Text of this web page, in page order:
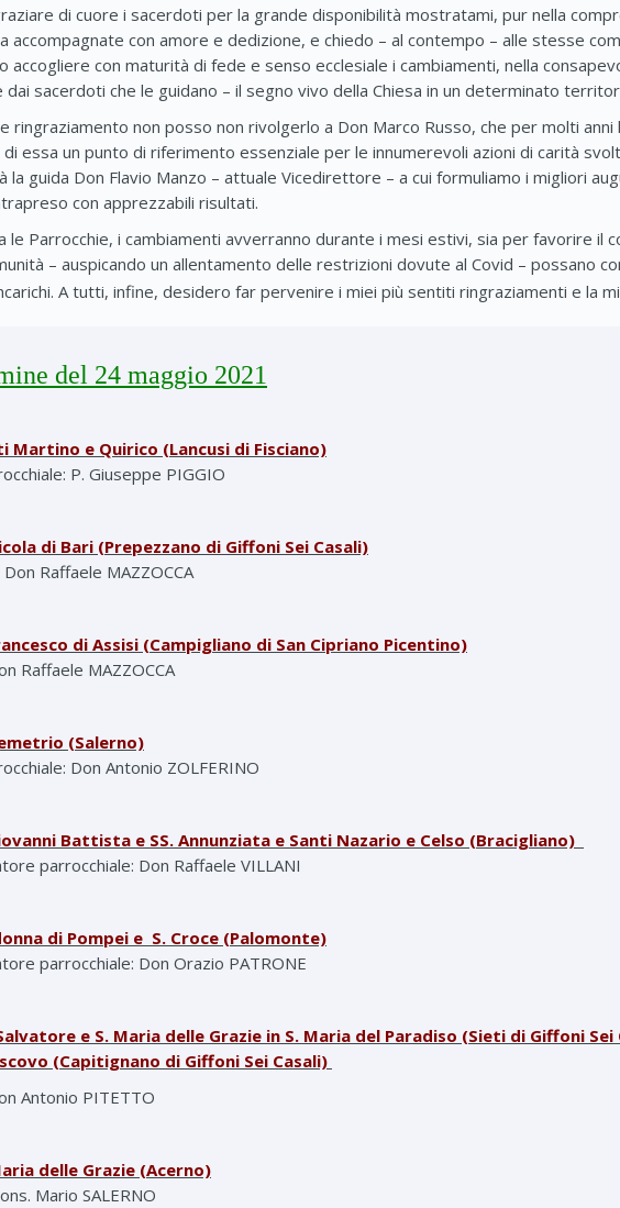
di cuore i sacerdoti per la grande disponibilità mostratami, pur nella
accompagnate con amore e dedizione, e chiedo – al contempo – alle stesse
accogliere con maturità di fede e senso ecclesiale i cambiamenti, nella
sacerdoti che le guidano – il segno vivo della Chiesa in un determinato
ringraziamento non posso non rivolgerlo a Don Marco Russo, che per molti
di essa un punto di riferimento essenziale per le innumerevoli azioni di carità
la guida Don Flavio Manzo – attuale Vicedirettore – a cui formuliamo i migliori
con apprezzabili risultati.
le Parrocchie, i cambiamenti avverranno durante i mesi estivi, sia per favorire il
– auspicando un allentamento delle restrizioni dovute al Covid – possano
A tutti, infine, desidero far pervenire i miei più sentiti ringraziamenti e la
del 24 maggio 2021
Martino e Quirico (Lancusi di Fisciano)
P. Giuseppe PIGGIO
di Bari (Prepezzano di Giffoni Sei Casali)
Raffaele MAZZOCCA
di Assisi (Campigliano di San Cipriano Picentino)
Raffaele MAZZOCCA
(Salerno)
Don Antonio ZOLFERINO
Battista e SS. Annunziata e Santi Nazario e Celso (Bracigliano)
parrocchiale: Don Raffaele VILLANI
di Pompei e S. Croce (Palomonte)
parrocchiale: Don Orazio PATRONE
e S. Maria delle Grazie in S. Maria del Paradiso (Sieti di Giffoni Sei
(Capitignano di Giffoni Sei Casali)
Antonio PITETTO
delle Grazie (Acerno)
Mario SALERNO